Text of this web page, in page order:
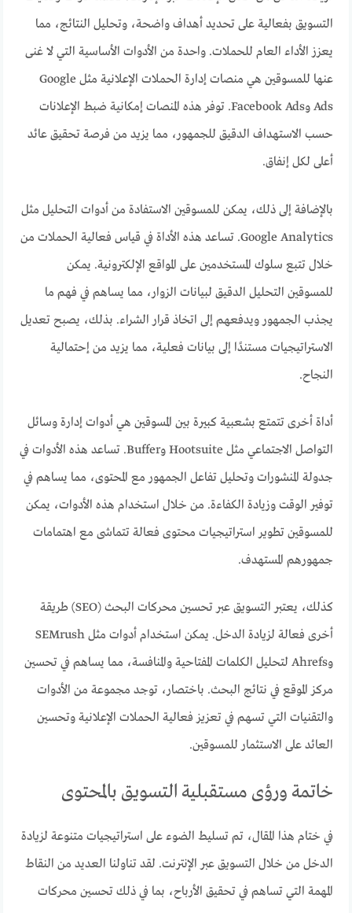
التسويق بفعالية على تحديد أهداف واضحة، وتحليل النتائج، مما
يعزز الأداء العام للحملات. واحدة من الأدوات الأساسية التي لا غنى
عنها للمسوقين هي منصات إدارة الحملات الإعلانية مثل Google
Ads وFacebook Ads. توفر هذه المنصات إمكانية ضبط الإعلانات
حسب الاستهداف الدقيق للجمهور، مما يزيد من فرصة تحقيق عائد
أعلى لكل إنفاق.
بالإضافة إلى ذلك، يمكن للمسوقين الاستفادة من أدوات التحليل مثل
Google Analytics. تساعد هذه الأداة في قياس فعالية الحملات من
خلال تتبع سلوك المستخدمين على المواقع الإلكترونية. يمكن
للمسوقين التحليل الدقيق لبيانات الزوار، مما يساهم في فهم ما
يجذب الجمهور ويدفعهم إلى اتخاذ قرار الشراء. بذلك، يصبح تعديل
الاستراتيجيات مستندًا إلى بيانات فعلية، مما يزيد من إحتمالية
النجاح.
أداة أخرى تتمتع بشعبية كبيرة بين المسوقين هي أدوات إدارة وسائل
التواصل الاجتماعي مثل Hootsuite وBuffer. تساعد هذه الأدوات في
جدولة المنشورات وتحليل تفاعل الجمهور مع المحتوى، مما يساهم في
توفير الوقت وزيادة الكفاءة. من خلال استخدام هذه الأدوات، يمكن
للمسوقين تطوير استراتيجيات محتوى فعالة تتماشى مع اهتمامات
جمهورهم المستهدف.
كذلك، يعتبر التسويق عبر تحسين محركات البحث (SEO) طريقة
أخرى فعالة لزيادة الدخل. يمكن استخدام أدوات مثل SEMrush
وAhrefs لتحليل الكلمات المفتاحية والمنافسة، مما يساهم في تحسين
مركز الموقع في نتائج البحث. باختصار، توجد مجموعة من الأدوات
والتقنيات التي تسهم في تعزيز فعالية الحملات الإعلانية وتحسين
العائد على الاستثمار للمسوقين.
خاتمة ورؤى مستقبلية التسويق بالمحتوى
في ختام هذا المقال، تم تسليط الضوء على استراتيجيات متنوعة لزيادة
الدخل من خلال التسويق عبر الإنترنت. لقد تناولنا العديد من النقاط
المهمة التي تساهم في تحقيق الأرباح، بما في ذلك تحسين محركات